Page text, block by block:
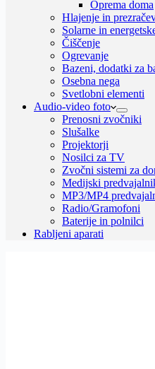
Oprema doma
Hlajenje in
Solarne in
Čiščenje
Ogrevanje
Bazeni, dodatki za
Osebna nega
Svetlobni elementi
Audio-video foto
Prenosni zvočniki
Slušalke
Projektorji
Nosilci za TV
Zvočni sistemi za
Medijski
MP3/MP4
Radio/Gramofoni
Baterije in polnilci
Rabljeni aparati